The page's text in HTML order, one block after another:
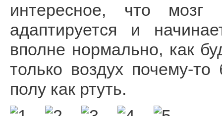
интересное, что мозг
адаптируется и
вполне нормально, как
только воздух почему-
полу как ртуть.